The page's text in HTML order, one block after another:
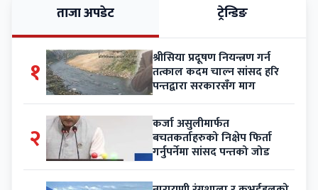
ताजा अपडेट ट्रेन्डिङ
१ श्रीसिया प्रदूषण नियन्त्रण गर्न
तत्काल कदम चाल्न सांसद हरि
पन्तद्वारा सरकारसँग माग
२ कर्जा असुलीमार्फत
बचतकर्ताहरुको निक्षेप फिर्ता
गर्नुपर्नेमा सांसद पन्तको जोड